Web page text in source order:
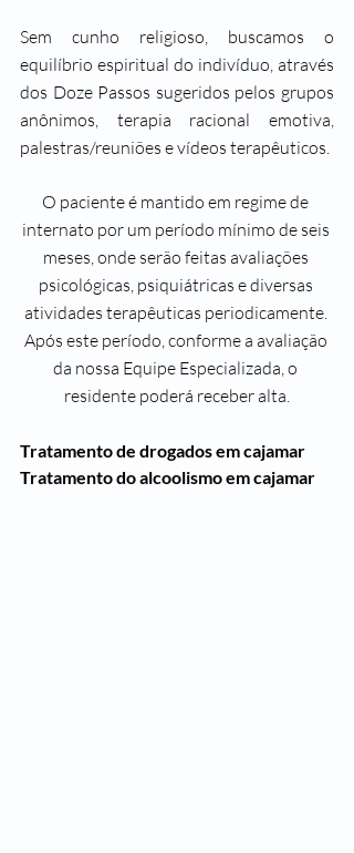
Sem cunho religioso, buscamos o
equilíbrio espiritual do indivíduo, através
dos Doze Passos sugeridos pelos grupos
anônimos, terapia racional emotiva,
palestras/reuniões e vídeos terapêuticos.
O paciente é mantido em regime de
internato por um período mínimo de seis
meses, onde serão feitas avaliações
psicológicas, psiquiátricas e diversas
atividades terapêuticas periodicamente.
Após este período, conforme a avaliação
da nossa Equipe Especializada, o
residente poderá receber alta.
Tratamento de drogados em cajamar
Tratamento do alcoolismo em cajamar